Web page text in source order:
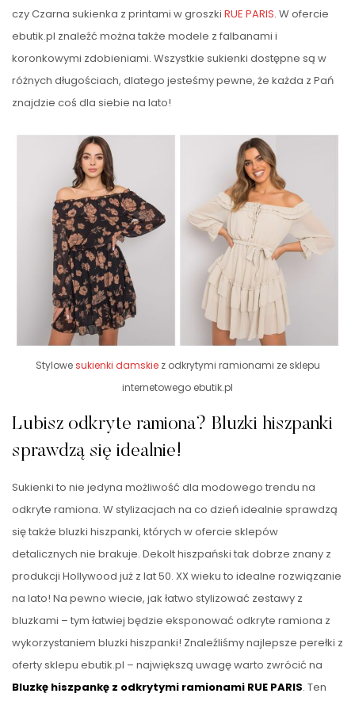
czy Czarna sukienka z printami w groszki RUE PARIS. W ofercie
ebutik.pl znaleźć można także modele z falbanami i
koronkowymi zdobieniami. Wszystkie sukienki dostępne są w
różnych długościach, dlatego jesteśmy pewne, że każda z Pań
znajdzie coś dla siebie na lato!
Stylowesukienki damskiez odkrytymi ramionami ze sklepu
internetowego ebutik.pl
Lubisz odkryte ramiona? Bluzki hiszpanki
sprawdzą się idealnie!
Sukienki to nie jedyna możliwość dla modowego trendu na
odkryte ramiona. W stylizacjach na co dzień idealnie sprawdzą
się także bluzki hiszpanki, których w ofercie sklepów
detalicznych nie brakuje. Dekolt hiszpański tak dobrze znany z
produkcji Hollywood już z lat 50. XX wieku to idealne rozwiązanie
na lato! Na pewno wiecie, jak łatwo stylizować zestawy z
bluzkami – tym łatwiej będzie eksponować odkryte ramiona z
wykorzystaniem bluzki hiszpanki! Znaleźliśmy najlepsze perełki z
oferty sklepu ebutik.pl – największą uwagę warto zwrócić na
Bluzkę hiszpankę z odkrytymi ramionami RUE PARIS. Ten